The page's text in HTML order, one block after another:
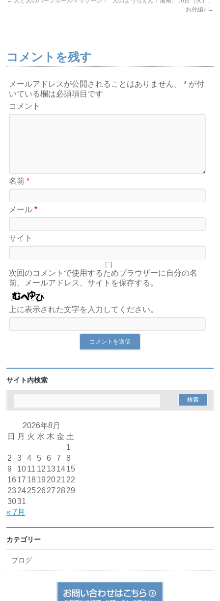
お外編♪ →
コメントを残す
メールアドレスが公開されることはありません。 * が付
いている欄は必須項目です
コメント
名前*
メール*
サイト
次回のコメントで使用するためブラウザーに自分の名
前、メールアドレス、サイトを保存する。
上に表示された文字を入力してください。
サイト内検索
2026年8月
日
月 火 水 木 金 土
1
2
3 4 5 6 7
8
9
1011 12 131415
16 17 1819 2021 22
23242526 27 2829
3031
« 7月
カテゴリー
ブログ